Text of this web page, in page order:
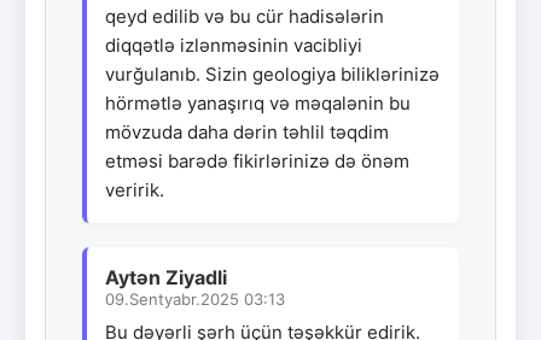
qeyd edilib və bu cür hadisələrin
diqqətlə izlənməsinin vacibliyi
vurğulanıb. Sizin geologiya biliklərinizə
hörmətlə yanaşırıq və məqalənin bu
mövzuda daha dərin təhlil təqdim
etməsi barədə fikirlərinizə də önəm
veririk.
Aytən Ziyadli
09.Sentyabr.2025 03:13
Bu dəyərli şərh üçün təşəkkür edirik.